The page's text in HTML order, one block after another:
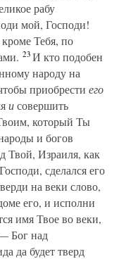
рабу
мой, Господи!
Тебя, по
23И кто подобен
народу на
приобрести его
исовершить
который Ты
и богов
Израиля, как
сделался его
на веки слово,
его, и исполни
имя Твое во веки,
Бог над
да будет тверд